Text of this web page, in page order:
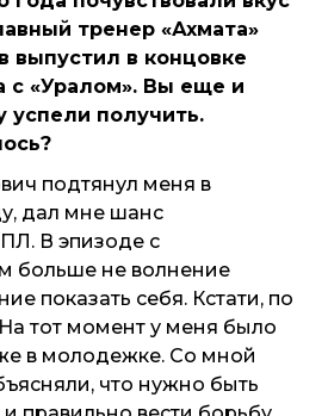
тренер «Ахмата»
выпустил в концовке
с «Уралом». Вы еще и
успели получить.
подтянул меня в
дал мне шанс
В эпизоде с
больше не волнение
показать себя. Кстати, по
тот момент у меня было
в молодежке. Со мной
что нужно быть